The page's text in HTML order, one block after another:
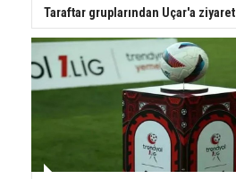
Taraftar gruplarından Uçar'a ziyaret